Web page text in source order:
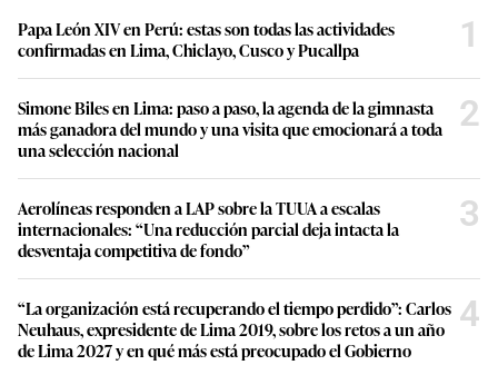
Papa León XIV en Perú: estas son todas las actividades
confirmadas en Lima, Chiclayo, Cusco y Pucallpa
1
Simone Biles en Lima: paso a paso, la agenda de la gimnasta
más ganadora del mundo y una visita que emocionará a toda
una selección nacional
2
Aerolíneas responden a LAP sobre la TUUA a escalas
internacionales: “Una reducción parcial deja intacta la
desventaja competitiva de fondo”
3
“La organización está recuperando el tiempo perdido”: Carlos
Neuhaus, expresidente de Lima 2019, sobre los retos a un año
de Lima 2027 y en qué más está preocupado el Gobierno
4